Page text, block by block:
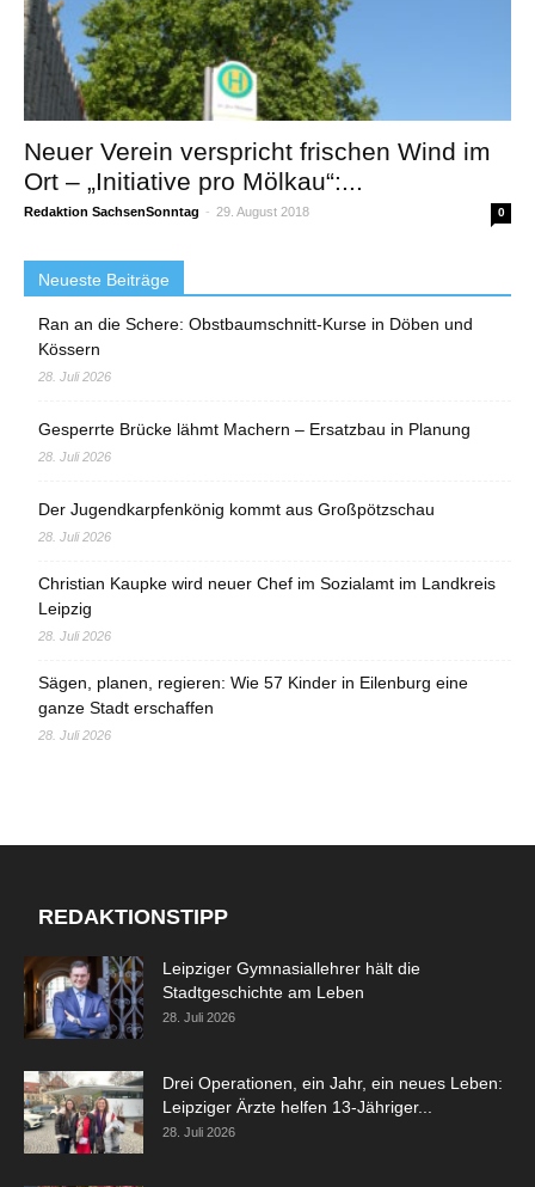
Neuer Verein verspricht frischen Wind im
Ort – „Initiative pro Mölkau“:...
Redaktion SachsenSonntag - 29. August 2018 0
Neueste Beiträge
Ran an die Schere: Obstbaumschnitt-Kurse in Döben und
Kössern
28. Juli 2026
Gesperrte Brücke lähmt Machern – Ersatzbau in Planung
28. Juli 2026
Der Jugendkarpfenkönig kommt aus Großpötzschau
28. Juli 2026
Christian Kaupke wird neuer Chef im Sozialamt im Landkreis
Leipzig
28. Juli 2026
Sägen, planen, regieren: Wie 57 Kinder in Eilenburg eine
ganze Stadt erschaffen
28. Juli 2026
REDAKTIONSTIPP
Leipziger Gymnasiallehrer hält die
Stadtgeschichte am Leben
28. Juli 2026
Drei Operationen, ein Jahr, ein neues Leben:
Leipziger Ärzte helfen 13-Jähriger...
28. Juli 2026